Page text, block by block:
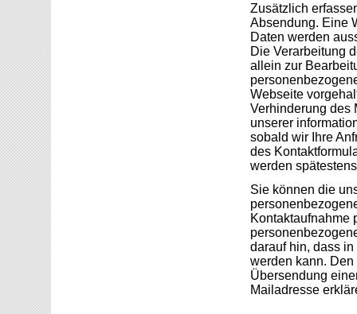
Zusätzlich
Absendung. Eine
Daten werden
Die Verarbeitung
allein zur
Webseite
Verhinderung des
unserer
sobald wir Ihre
des
werden
Sie können die
Kontaktaufnahme
darauf hin, dass
werden kann.
Übersendung
Mailadresse